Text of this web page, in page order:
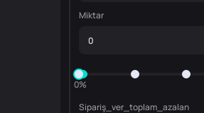
Miktar
0%
Sipariş_ver_toplam_azalan